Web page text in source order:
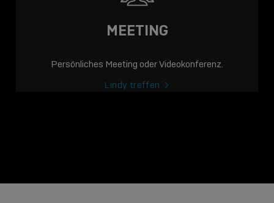
MEETING
Persönliches Meeting oder Videokonferenz.
Lindy treffen